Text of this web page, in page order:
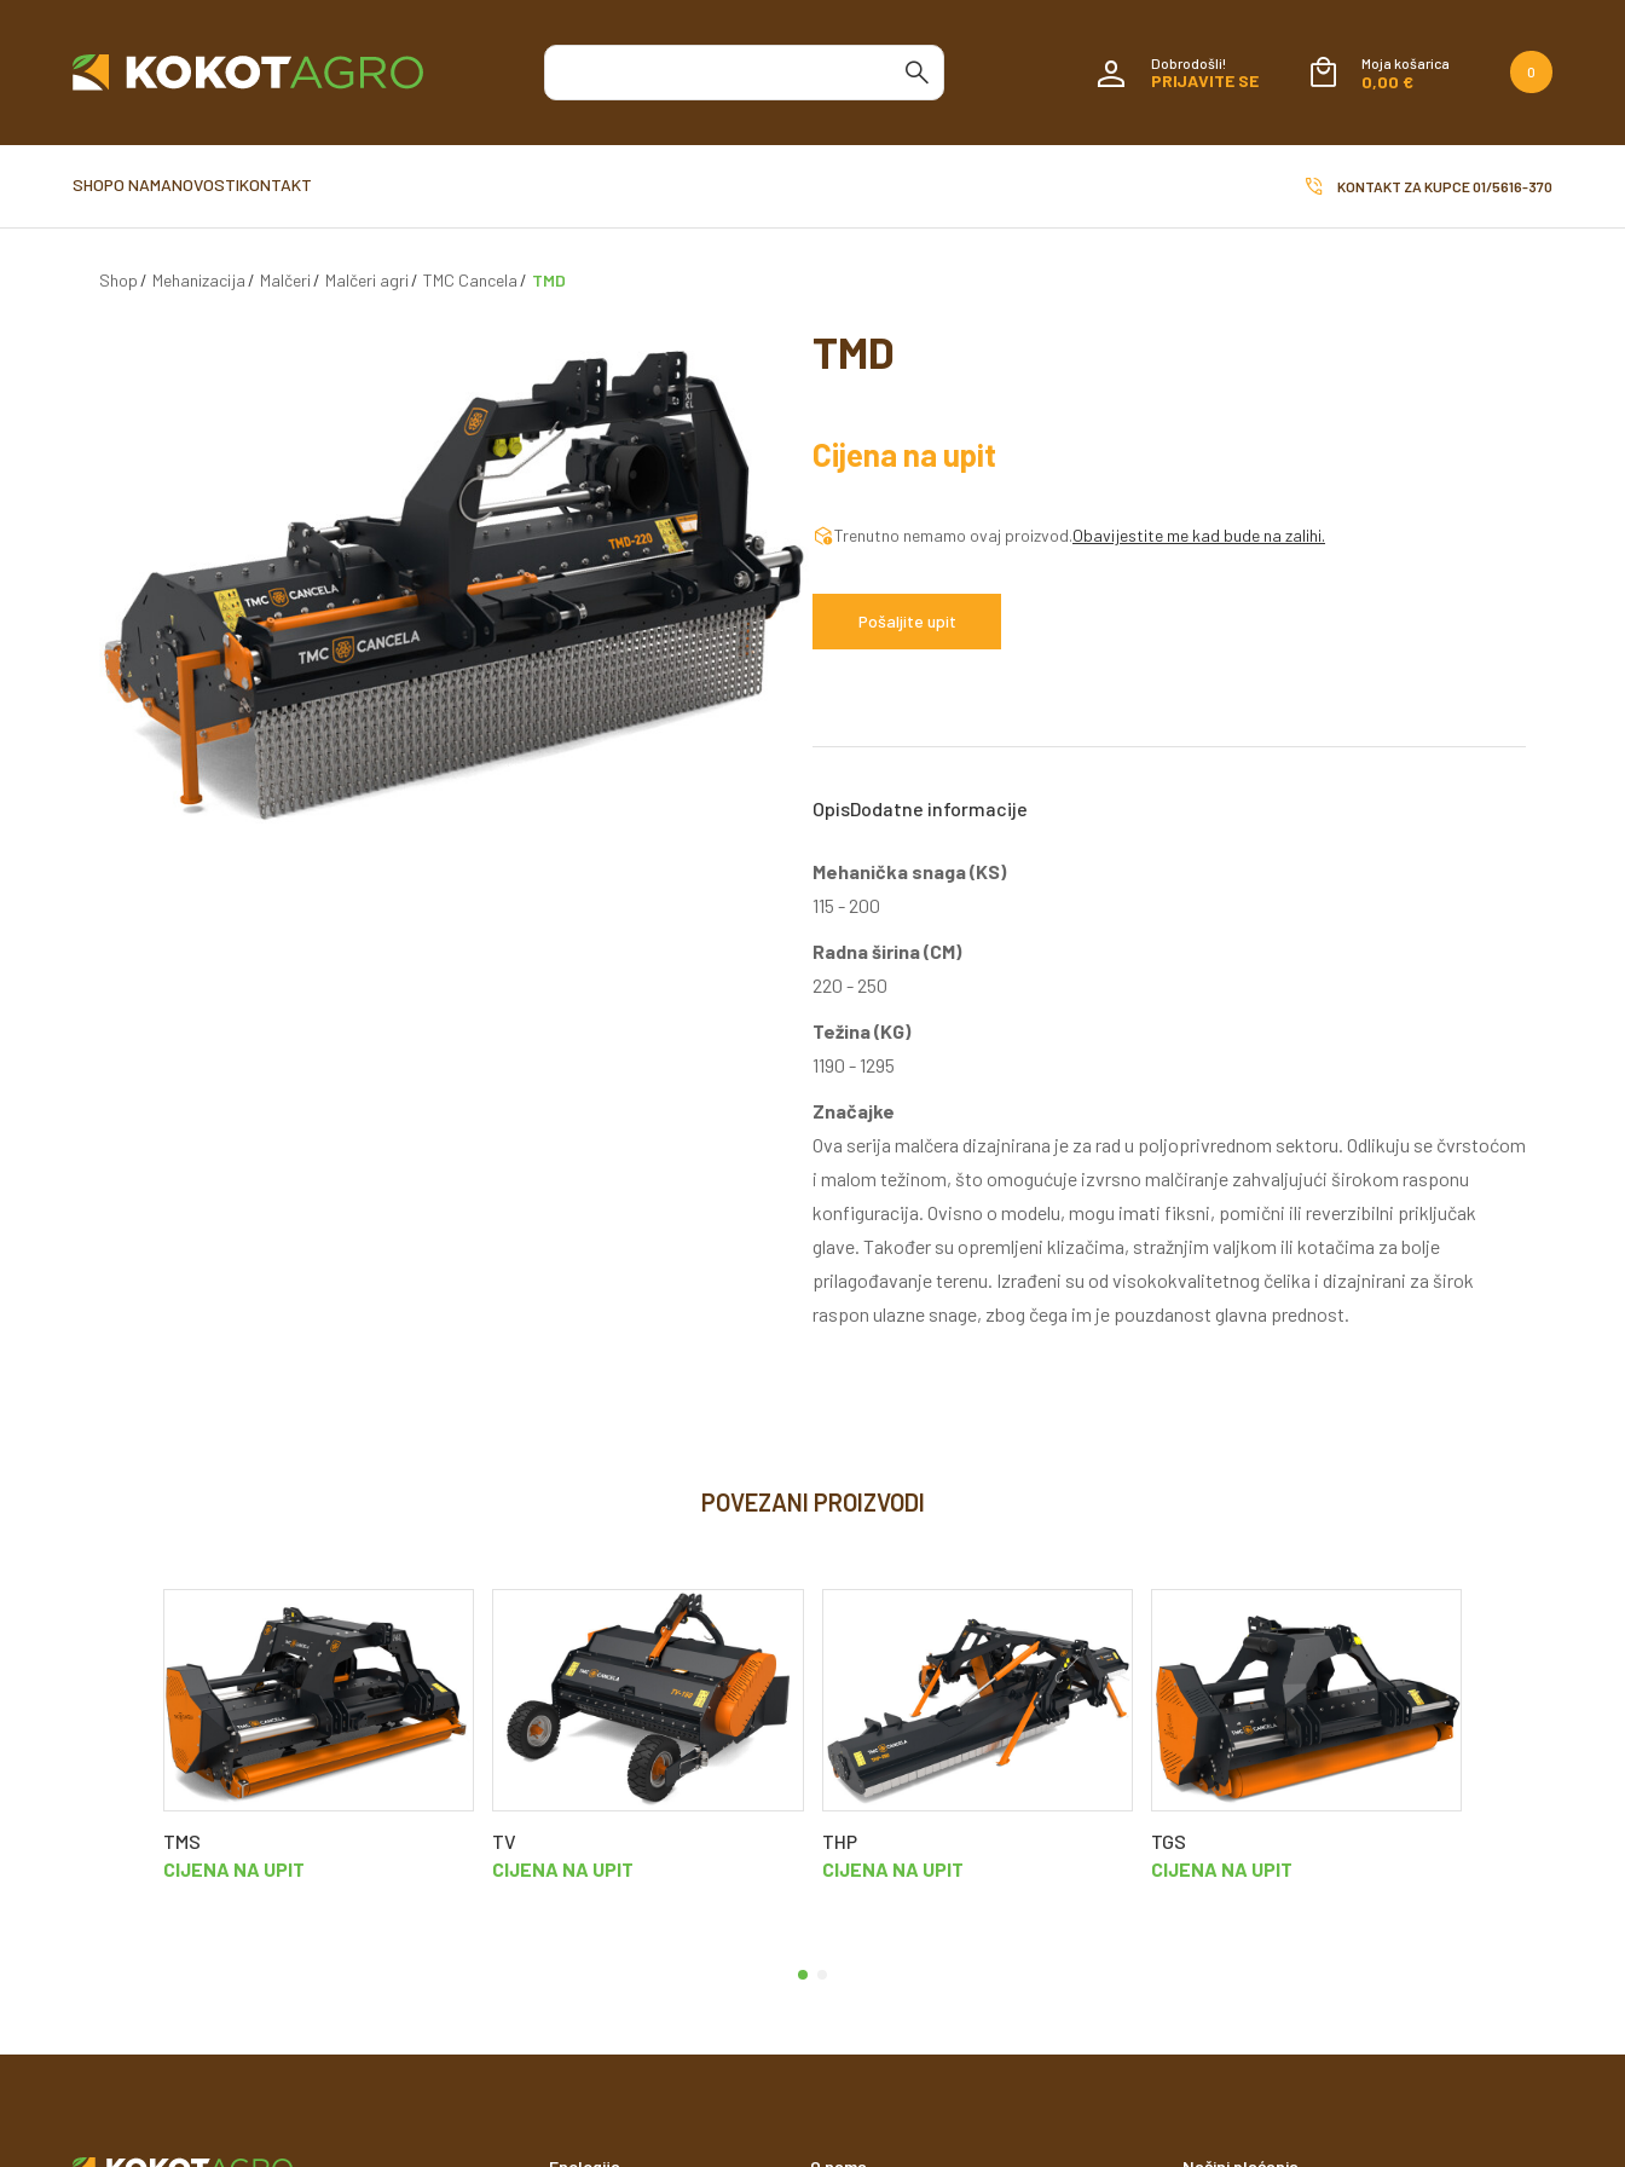
Dobrodošli!
PRIJAVITE SE
Moja košarica
0,00 €
0
SHOPO NAMANOVOSTIKONTAKT KONTAKT ZA KUPCE01/5616-370
Shop Mehanizacija Malčeri Malčeri agri TMC Cancela TMD
TMD
Cijena na upit
Trenutno nemamo ovaj proizvod.Obavijestite me kad bude na zalihi.
Pošaljite upit
OpisDodatne informacije
Mehanička snaga (KS)
115 - 200
Radna širina (CM)
220 - 250
Težina (KG)
1190 - 1295
Značajke
Ova serija malčera dizajnirana je za rad u poljoprivrednom sektoru. Odlikuju se čvrstoćom
i malom težinom, što omogućuje izvrsno malčiranje zahvaljujući širokom rasponu
konfiguracija. Ovisno o modelu, mogu imati fiksni, pomični ili reverzibilni priključak
glave. Također su opremljeni klizačima, stražnjim valjkom ili kotačima za bolje
prilagođavanje terenu. Izrađeni su od visokokvalitetnog čelika i dizajnirani za širok
raspon ulazne snage, zbog čega im je pouzdanost glavna prednost.
POVEZANI PROIZVODI
TMS
CIJENA NA UPIT
TV
CIJENA NA UPIT
THP
CIJENA NA UPIT
TGS
CIJENA NA UPIT